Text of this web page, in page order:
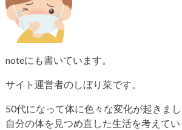
noteにも書いています。
サイト運営者のしぼり菜です。
50代になって体に色々な変化が起きまし
自分の体を見つめ直した生活を考えてい